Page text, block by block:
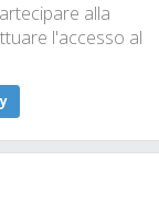
alla
l'accesso al